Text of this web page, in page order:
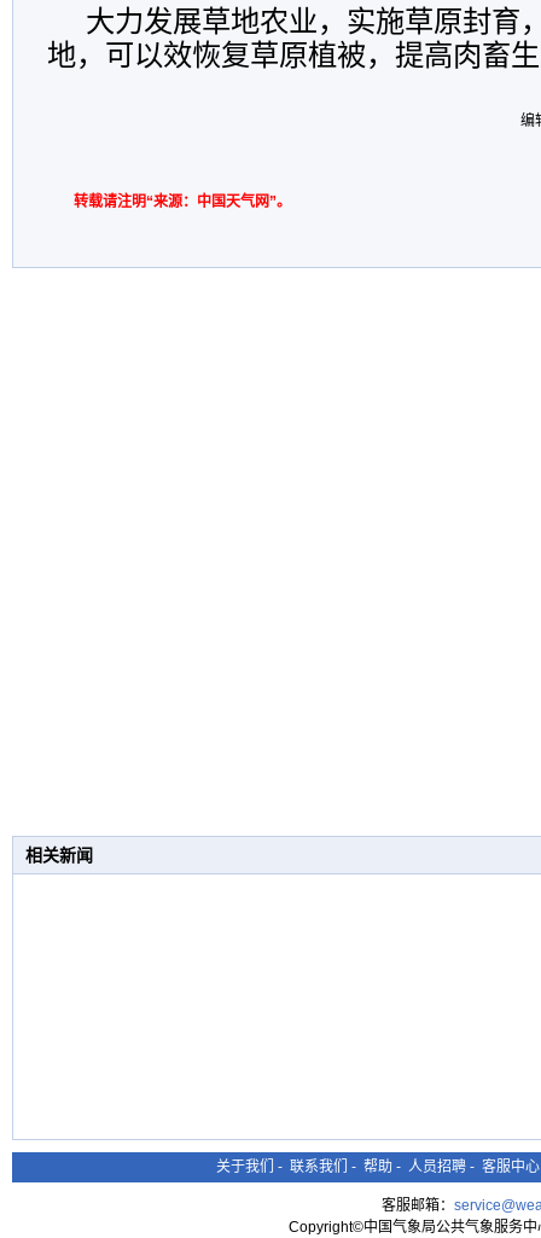
大力发展草地农业，实施草原封育
地，可以效恢复草原植被，提高肉畜
编
转载请注明“来源：中国天气网”。
相关新闻
关于我们 - 联系我们 - 帮助 - 人员招聘 - 客服中心
客服邮箱：
Copyright©中国气象局公共气象服务